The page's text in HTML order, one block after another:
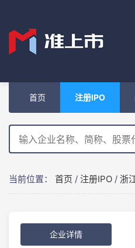
首页 注册IPO
当前位置： 首页 / 注册IPO / 浙
企业详情